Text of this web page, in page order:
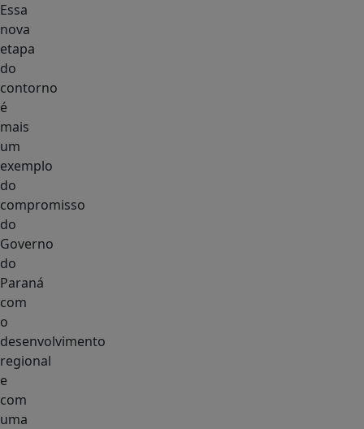
Essa
nova
etapa
do
contorno
é
mais
um
exemplo
do
compromisso
do
Governo
do
Paraná
com
o
desenvolvimento
regional
e
com
uma